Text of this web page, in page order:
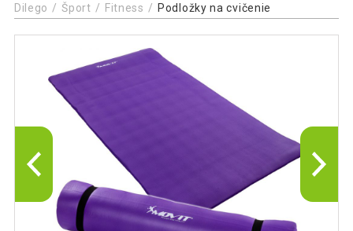
Dilego Šport Fitness Podložky na cvičenie